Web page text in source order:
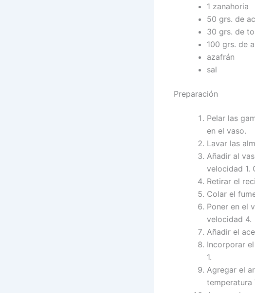
1 zanahoria
50 grs. de
30 grs. de
100 grs. de
azafrán
sal
Preparación
Pelar las
en el vaso.
Lavar las
Añadir al
velocidad 1.
Retirar el
Colar el
Poner en el
velocidad 4.
Añadir el
Incorporar
1.
Agregar el
temperatura